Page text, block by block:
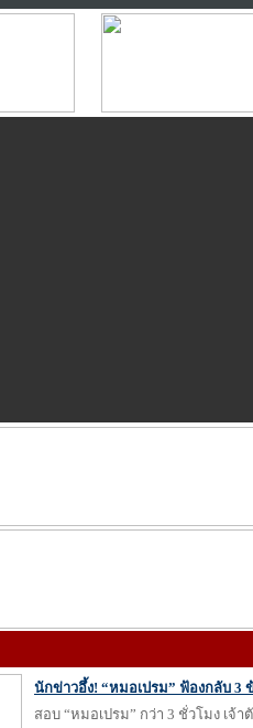
นักข่าวอึ้ง! “หมอเปรม” ฟ้องกลับ 3
สอบ “หมอเปรม” กว่า 3 ชั่วโมง เจ้